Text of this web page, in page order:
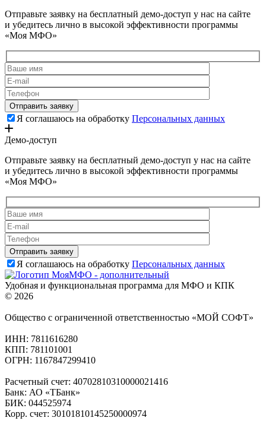
Отправьте заявку на бесплатный демо-доступ у нас на сайте
и убедитесь лично в высокой эффективности программы
«Моя МФО»
Я соглашаюсь на обработку Персональных данных
Демо-доступ
Отправьте заявку на бесплатный демо-доступ у нас на сайте
и убедитесь лично в высокой эффективности программы
«Моя МФО»
Я соглашаюсь на обработку Персональных данных
Удобная и функциональная программа для МФО и КПК
© 2026
Общество с ограниченной ответственностью «МОЙ СОФТ»
ИНН: 7811616280
КПП: 781101001
ОГРН: 1167847299410
Расчетный счет: 40702810310000021416
Банк: АО «ТБанк»
БИК: 044525974
Корр. счет: 30101810145250000974